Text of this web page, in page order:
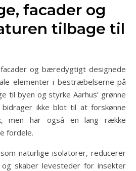
facader og
tilbage til
og bæredygtigt designede
elementer i bestræbelserne på
til byen og styrke Aarhus’ grønne
ikke blot til at forskønne
men har også en lang række
fordele.
naturlige isolatorer, reducerer
og skaber levesteder for insekter